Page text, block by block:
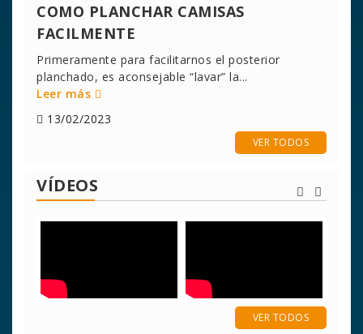
COMO PLANCHAR CAMISAS
FACILMENTE
Primeramente para facilitarnos el posterior
planchado, es aconsejable “lavar” la...
Leer más
13/02/2023
VER TODOS
VÍDEOS
VER TODOS